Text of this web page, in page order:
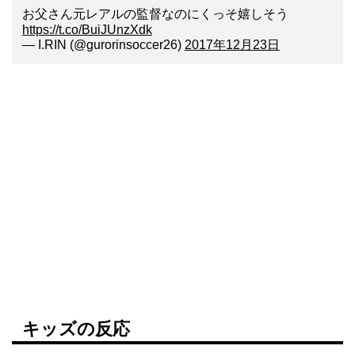
お父さん元レアルの監督なのにくっそ嬉しそう
https://t.co/BuiJUnzXdk
— I.RIN (@gurorinsoccer26) 2017年12月23日
キッズの反応